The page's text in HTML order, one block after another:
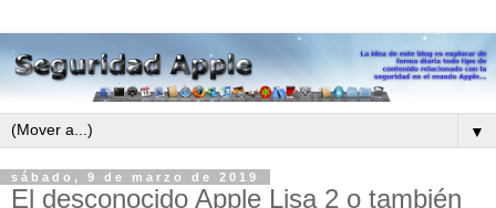
▼
sábado, 9 de marzo de 2019
El desconocido Apple Lisa 2 o también